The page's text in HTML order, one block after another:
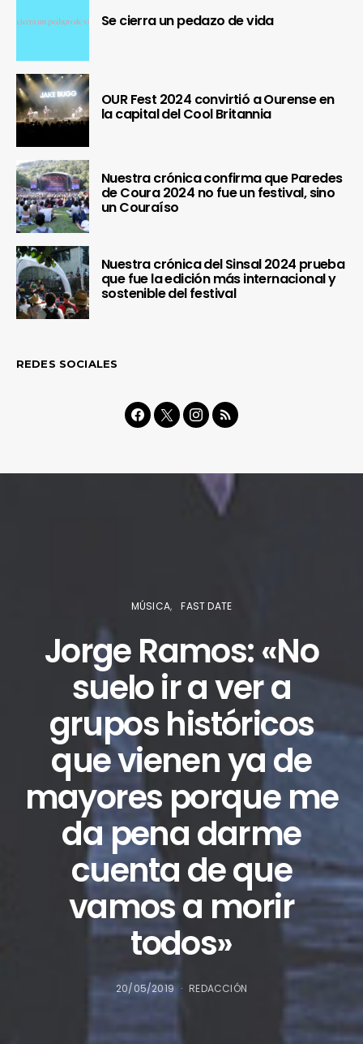
Se cierra un pedazo de vida
OUR Fest 2024 convirtió a Ourense en
la capital del Cool Britannia
Nuestra crónica confirma que Paredes
de Coura 2024 no fue un festival, sino
un Couraíso
Nuestra crónica del Sinsal 2024 prueba
que fue la edición más internacional y
sostenible del festival
REDES SOCIALES
MÚSICA FAST DATE
Jorge Ramos: «No
suelo ir a ver a
grupos históricos
que vienen ya de
mayores porque me
da pena darme
cuenta de que
vamos a morir
todos»
20/05/2019 REDACCIÓN